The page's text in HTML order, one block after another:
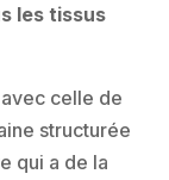
les tissus
celle de
structurée
qui a de la